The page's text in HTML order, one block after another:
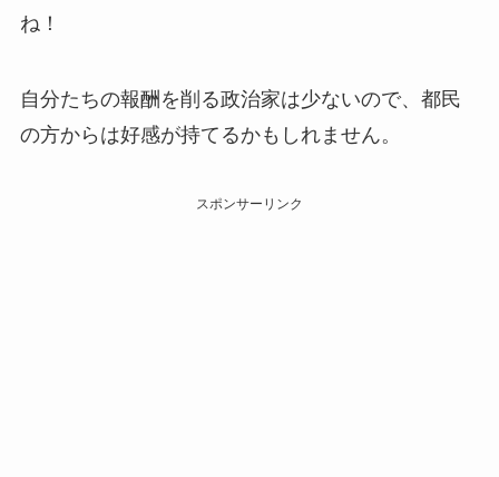
ね！
自分たちの報酬を削る政治家は少ないので、都民
の方からは好感が持てるかもしれません。
スポンサーリンク